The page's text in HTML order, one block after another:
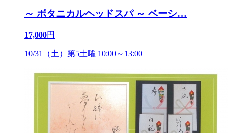
～ ボタニカルヘッドスパ ～ ベーシ…
17,000円
10/31（土）第5土曜 10:00～13:00